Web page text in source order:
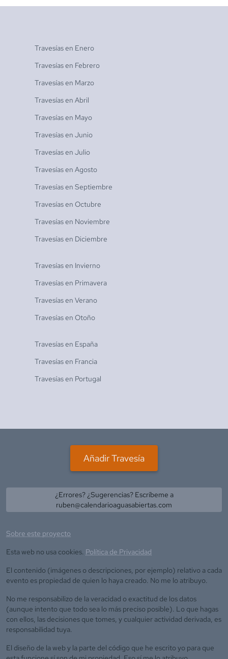
Travesías en Enero
Travesías en Febrero
Travesías en Marzo
Travesías en Abril
Travesías en Mayo
Travesías en Junio
Travesías en Julio
Travesías en Agosto
Travesías en Septiembre
Travesías en Octubre
Travesías en Noviembre
Travesías en Diciembre
Travesías en Invierno
Travesías en Primavera
Travesías en Verano
Travesías en Otoño
Travesías en España
Travesías en Francia
Travesías en Portugal
Añadir Travesía
¿Errores? ¿Sugerencias? Escríbeme a
ruben@calendarioaguasabiertas.com
Sobre este proyecto
Esta web no usa cookies. Política de Privacidad
El contenido (imágenes o descripciones, por ejemplo) relativo a cada
evento es propiedad de quien lo haya creado. No me lo atribuyo.
No me responsabilizo de la veracidad o exactitud de los datos
(aunque intento que todo sea lo más preciso posible). Lo que hagas
con ellos, las decisiones que tomes, y cualquier actividad derivada, es
responsabilidad tuya.
El diseño de la web y la parte del código que he escrito yo para que